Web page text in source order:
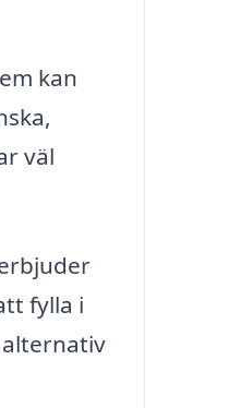
kan
väl
fylla i